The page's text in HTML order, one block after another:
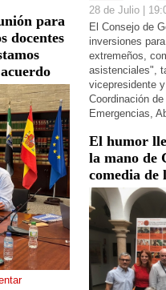
para
docentes
28 de Julio |
El Consejo de
inversiones
extremeños,
asistenciales",
vicepresidente
Coordinación
Emergencias,
El humor
la mano de
comedia de